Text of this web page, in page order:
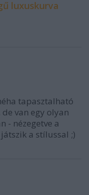
luxuskurva
tapasztalható
van egy olyan
- nézegetve a
a stílussal ;)